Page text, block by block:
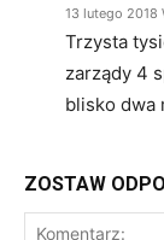
13 lutego 2018
Trzysta
zarządy 4
blisko dwa
ZOSTAW